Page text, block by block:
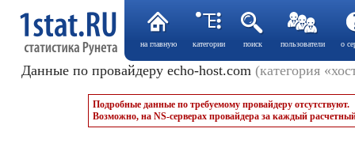
на главную категории поиск пользователи о
Данные по провайдеру echo-host.com (категория
Подробные данные по требуемому провайдеру отсутствуют.
Возможно, на NS-серверах провайдера за каждый